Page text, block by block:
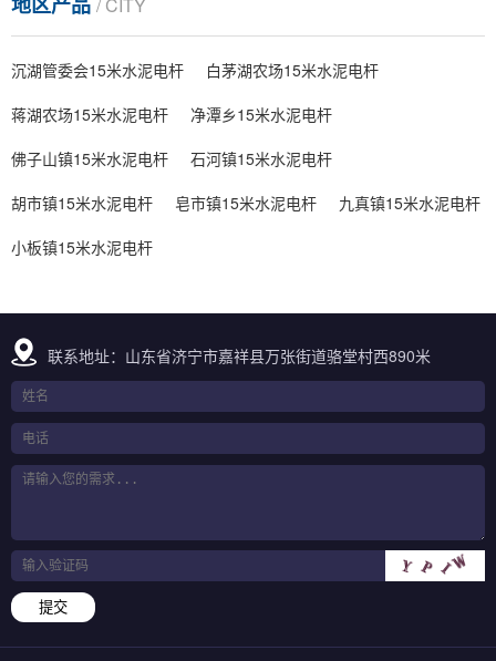
沉湖管委会15米水泥电杆
白茅湖农场15米水泥电杆
蒋湖农场15米水泥电杆
净潭乡15米水泥电杆
佛子山镇15米水泥电杆
石河镇15米水泥电杆
胡市镇15米水泥电杆
皂市镇15米水泥电杆
九真镇15米水泥电杆
小板镇15米水泥电杆
联系地址：山东省济宁市嘉祥县万张街道骆堂村西890米
提交